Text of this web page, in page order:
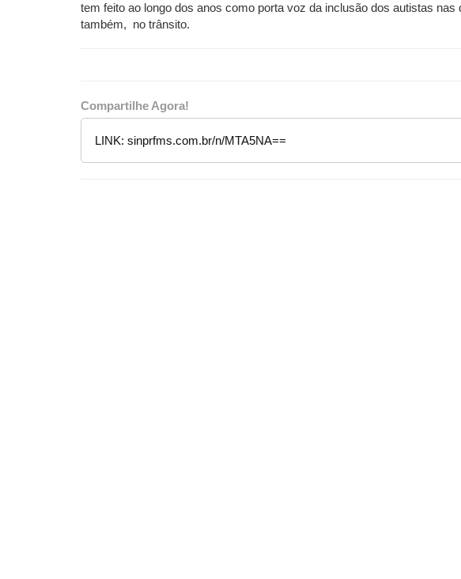
tem feito ao longo dos anos como porta voz da inclusão dos autistas
também, no trânsito.
Compartilhe Agora!
LINK: sinprfms.com.br/n/MTA5NA==